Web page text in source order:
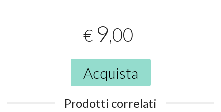
€ 9,00
Acquista
Prodotti correlati